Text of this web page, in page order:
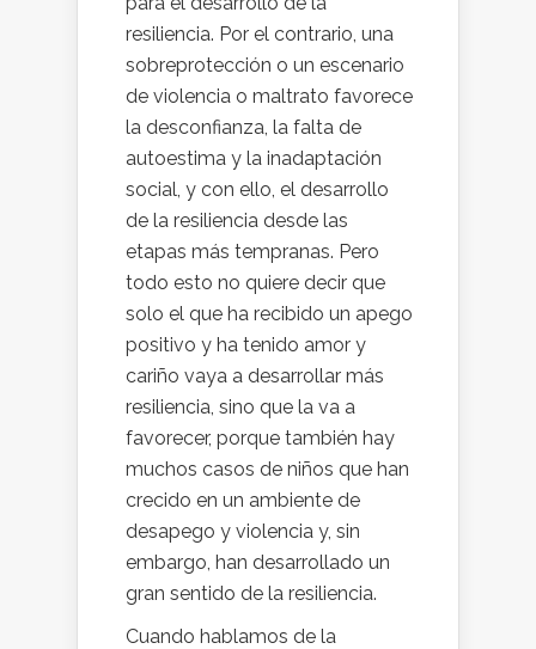
resiliencia. Por el contrario, una
sobreprotección o un escenario
de violencia o maltrato favorece
la desconfianza, la falta de
autoestima y la inadaptación
social, y con ello, el desarrollo
de la resiliencia desde las
etapas más tempranas. Pero
todo esto no quiere decir que
solo el que ha recibido un apego
positivo y ha tenido amor y
cariño vaya a desarrollar más
resiliencia, sino que la va a
favorecer, porque también hay
muchos casos de niños que han
crecido en un ambiente de
desapego y violencia y, sin
embargo, han desarrollado un
gran sentido de la resiliencia.
Cuando hablamos de la